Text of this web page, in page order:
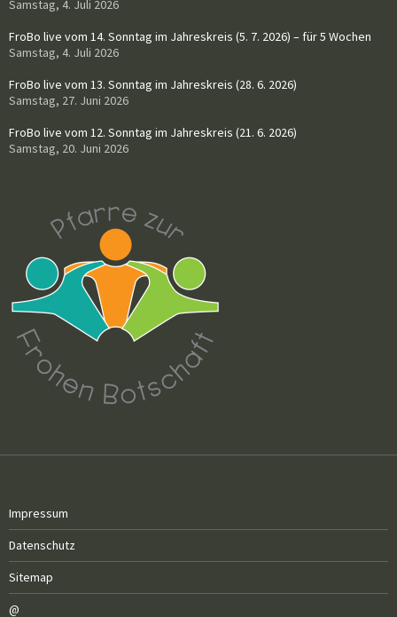
Samstag, 4. Juli 2026
FroBo live vom 14. Sonntag im Jahreskreis (5. 7. 2026) – für 5 Wochen
Samstag, 4. Juli 2026
FroBo live vom 13. Sonntag im Jahreskreis (28. 6. 2026)
Samstag, 27. Juni 2026
FroBo live vom 12. Sonntag im Jahreskreis (21. 6. 2026)
Samstag, 20. Juni 2026
Impressum
Datenschutz
Sitemap
@